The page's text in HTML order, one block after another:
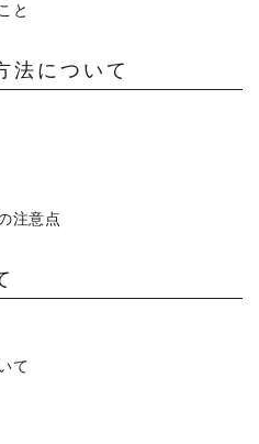
と
法について
注意点
て